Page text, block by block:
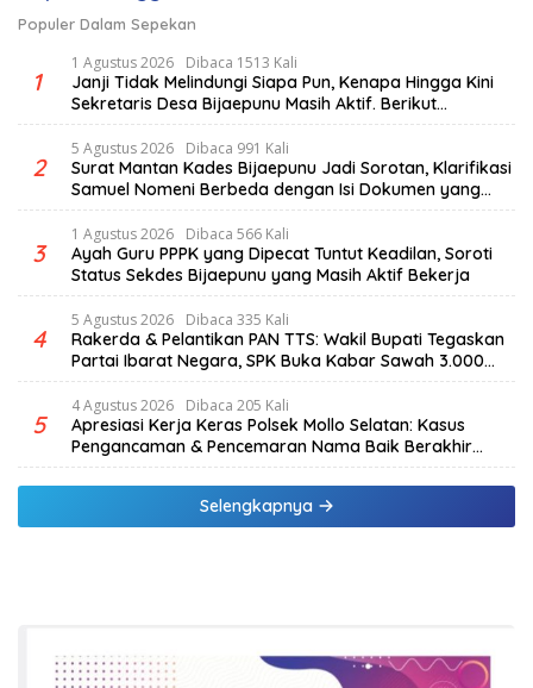
Populer Dalam Sepekan
1
1 Agustus 2026 Dibaca 1513 Kali
Janji Tidak Melindungi Siapa Pun, Kenapa Hingga Kini
Sekretaris Desa Bijaepunu Masih Aktif. Berikut
penjelasan Ketua Komisi I DPRD TTS.
2
5 Agustus 2026 Dibaca 991 Kali
Surat Mantan Kades Bijaepunu Jadi Sorotan, Klarifikasi
Samuel Nomeni Berbeda dengan Isi Dokumen yang
Beredar
3
1 Agustus 2026 Dibaca 566 Kali
Ayah Guru PPPK yang Dipecat Tuntut Keadilan, Soroti
Status Sekdes Bijaepunu yang Masih Aktif Bekerja
4
5 Agustus 2026 Dibaca 335 Kali
Rakerda & Pelantikan PAN TTS: Wakil Bupati Tegaskan
Partai Ibarat Negara, SPK Buka Kabar Sawah 3.000
Hektar & Larangan Politik Uang
5
4 Agustus 2026 Dibaca 205 Kali
Apresiasi Kerja Keras Polsek Mollo Selatan: Kasus
Pengancaman & Pencemaran Nama Baik Berakhir
Damai
Selengkapnya